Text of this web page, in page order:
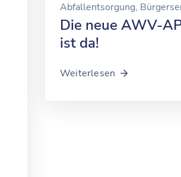
Abfallentsorgung‚
Die neue AWV-
ist da!
Weiterlesen